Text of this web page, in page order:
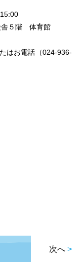
５階 体育館
はお電話（024-936-
次へ>